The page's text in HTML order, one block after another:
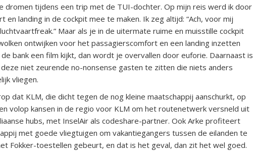
dromen tijdens een trip met de TUI-dochter. Op mijn reis werd ik door
landing in de cockpit mee te maken. Ik zeg altijd: “Ach, voor mij
Maar als je in de uitermate ruime en muisstille cockpit
ontwijken voor het passagierscomfort en een landing inzetten
bank een film kijkt, dan wordt je overvallen door euforie. Daarnaast is
niet zeurende no-nonsense gasten te zitten die niets anders
vliegen.
dat KLM, die dicht tegen de nog kleine maatschappij aanschurkt, op
volop kansen in de regio voor KLM om het routenetwerk versneld uit
hubs, met InselAir als codeshare-partner. Ook Arke profiteert
met goede vliegtuigen om vakantiegangers tussen de eilanden te
Fokker-toestellen gebeurt, en dat is het geval, dan zit het wel goed.